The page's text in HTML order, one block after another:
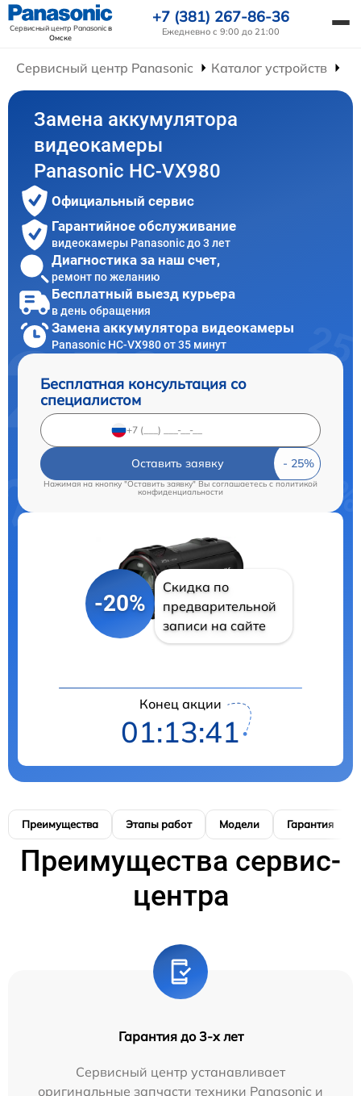
Сервисный центр Panasonicв
Омске
+7 (381) 267-86-36
Ежедневно с 9:00 до 21:00
Сервисный центр Panasonic Каталог устройств
Замена аккумулятора
видеокамеры
Panasonic HC-VX980
Официальный сервис
Гарантийное обслуживание
видеокамеры Panasonic до 3 лет
Диагностика за наш счет,
ремонт по желанию
Бесплатный выезд курьера
в день обращения
Замена аккумулятора видеокамеры
Panasonic HC-VX980 от 35 минут
Бесплатная консультация со
специалистом
Оставить заявку
Нажимая на кнопку "Оставить заявку" Вы соглашаетесь cполитикой
конфиденциальности
-20%
Скидка по
предварительной
записи на сайте
Конец акции
01:13:40
Преимущества Этапы работ Модели Гарантия
Преимущества сервис-
центра
Гарантия до 3-х лет
Сервисный центр устанавливает
оригинальные запчасти техники Panasonic и